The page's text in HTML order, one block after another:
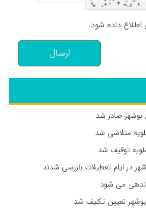
اطلاع داده شود.
ارسال
صادر شد
توقیف شد
در ایام تعطیلات بازرسی شدند
می‌ شود
تعیین تکلیف شد